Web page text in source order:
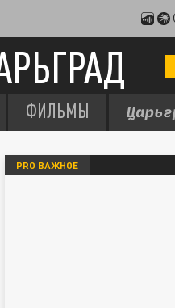
ФИЛЬМЫ
PRO ВАЖНОЕ